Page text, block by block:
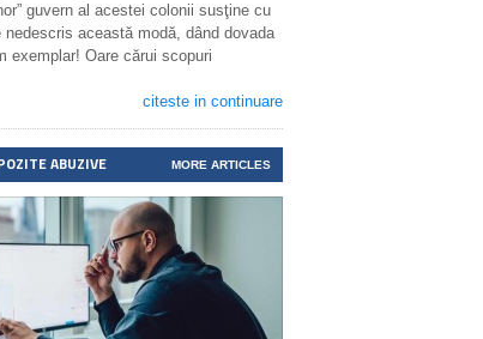
guvern al acestei colonii susţine cu
nedescris această modă, dând dovada
exemplar! Oare cărui scopuri
citeste in continuare
ABUZIVE MORE ARTICLES